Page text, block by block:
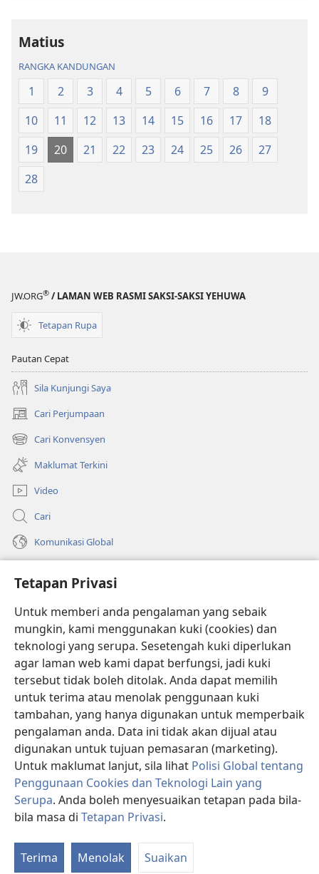
Tetapan Privasi
Untuk memberi anda pengalaman yang sebaik
mungkin, kami menggunakan kuki (cookies) dan
teknologi yang serupa. Sesetengah kuki diperlukan
agar laman web kami dapat berfungsi, jadi kuki
tersebut tidak boleh ditolak. Anda dapat memilih
untuk terima atau menolak penggunaan kuki
tambahan, yang hanya digunakan untuk memperbaik
pengalaman anda. Data ini tidak akan dijual atau
digunakan untuk tujuan pemasaran (marketing).
Untuk maklumat lanjut, sila lihat Polisi Global tentang
Penggunaan Cookies dan Teknologi Lain yang
Serupa. Anda boleh menyesuaikan tetapan pada bila-
bila masa di Tetapan Privasi.
Terima Menolak Suaikan
Matius
RANGKA KANDUNGAN
1 2 3 4 5 6 7 8
9
10
11 12 13 14 15 16 17
18
19
20 21 22 23 24 25 26
27
28
JW.ORG® / LAMAN WEB RASMI SAKSI-SAKSI YEHUWA
Tetapan Rupa
Pautan Cepat
Sila Kunjungi Saya
Cari Perjumpaan
(membuka
tetingkap
baharu)
Cari Konvensyen
(membuka
tetingkap
baharu)
Maklumat Terkini
Video
Cari
Komunikasi Global
(membuka
tetingkap
baharu)PERPUSTAKAAN DALAM TALIAN Watchtower
(membuka
tetingkap
baharu)JW Hub
(membuka
tetingkap
baharu)
®
Watchtower Library®
Copyright© 2026 Watch Tower Bible and Tract Society of Pennsylvania.
SYARAT PENGGUNAAN | POLISI PRIVASI